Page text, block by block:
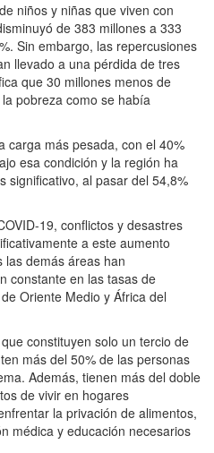
niños y niñas que viven con
de 383 millones a 333
Sin embargo, las repercusiones
llevado a una pérdida de tres
que 30 millones menos de
pobreza como se había
carga más pesada, con el 40%
esa condición y la región ha
significativo, al pasar del 54,8%
19, conflictos y desastres
a este aumento
demás áreas han
constante en las tasas de
Oriente Medio y África del
constituyen solo un tercio de
más del 50% de las personas
Además, tienen más del doble
de vivir en hogares
la privación de alimentos,
médica y educación necesarios